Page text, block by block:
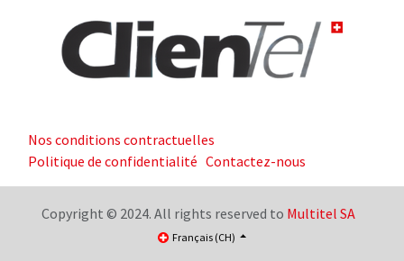
Nos conditions contractuelles
Politique de confidentialité Contactez-nous
Copyright © 2024. All rights reserved to Multitel SA
Français (CH)